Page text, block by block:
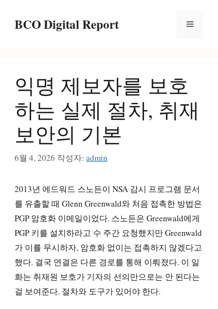
BCO Digital Report 메
익명 제보자를 보호
하는 실제 절차, 취재
보안의 기본
6월 4, 2026 작성자: admin
2013년 에드워드 스노든이 NSA 감시 프로그램 문서
를 유출할 때 Glenn Greenwald와 처음 접촉한 방법은
PGP 암호화 이메일이었다. 스노든은 Greenwald에게
PGP 키를 설치하라고 수 주간 요청했지만 Greenwald
가 이를 무시하자, 암호화 없이는 접촉하지 않겠다고
했다. 결국 연결은 다른 경로를 통해 이뤄졌다. 이 일
화는 취재원 보호가 기자의 선의만으로는 안 된다는
걸 보여준다. 절차와 도구가 있어야 한다.